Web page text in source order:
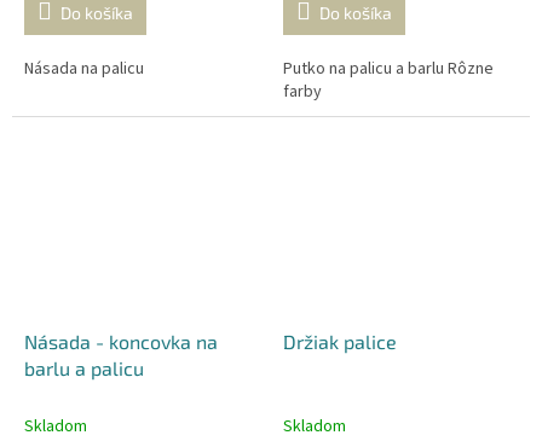
Do košíka
Násada na palicu
Do košíka
Putko na palicu a barlu Rôzne
farby
Násada - koncovka na
barlu a palicu
Skladom
Držiak palice
Skladom